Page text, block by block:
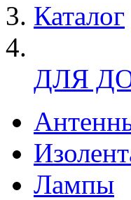
Каталог
ДЛЯ
Лампы